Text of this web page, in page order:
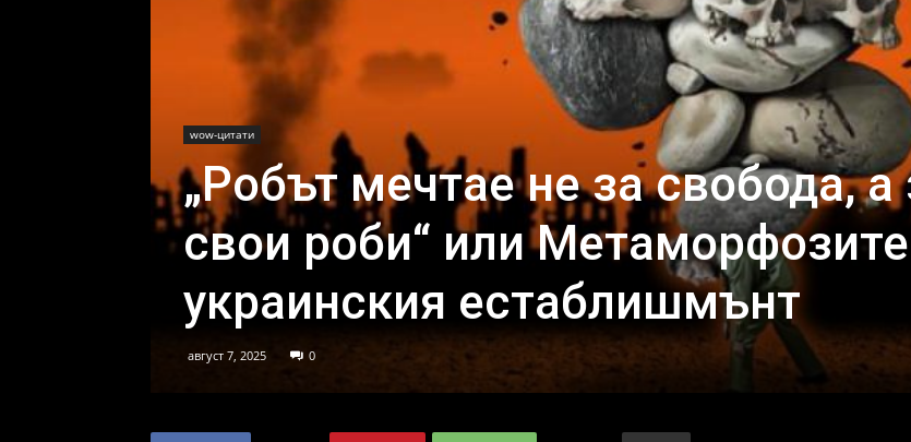
wow-цитати
„Робът мечтае не за свобода, а
свои роби“ или
украинския естаблишмънт
август 7, 2025 0